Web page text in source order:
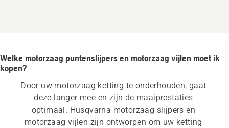
Welke motorzaag puntenslijpers en motorzaag vijlen moet ik
kopen?
Door uw motorzaag ketting te onderhouden, gaat
deze langer mee en zijn de maaiprestaties
optimaal. Husqvarna motorzaag slijpers en
motorzaag vijlen zijn ontworpen om uw ketting